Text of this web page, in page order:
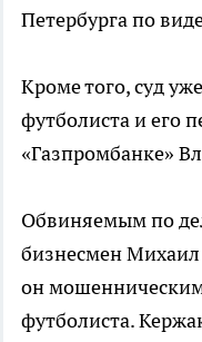
Петербурга по
Кроме того, суд
футболиста и его
«Газпромбанке»
Обвиняемым по
бизнесмен Михаил
он
футболиста.